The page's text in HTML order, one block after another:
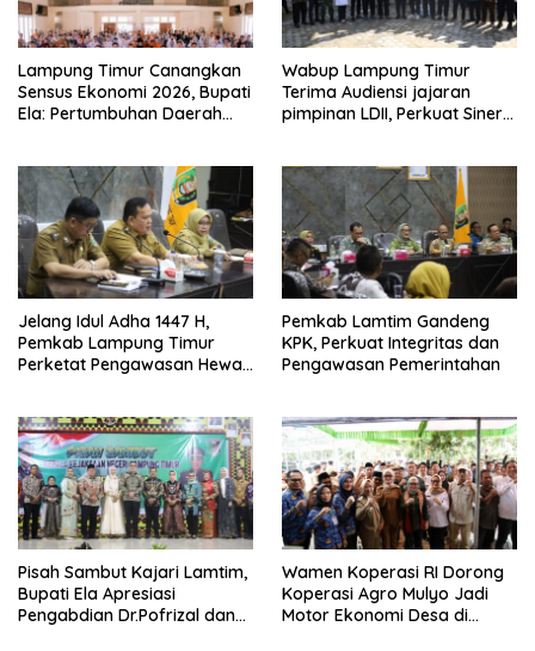
Lampung Timur Canangkan
Sensus Ekonomi 2026, Bupati
Ela: Pertumbuhan Daerah
Wabup Lampung Timur
Terima Audiensi jajaran
pimpinan LDII, Perkuat Sinergi
Jelang Idul Adha 1447 H,
Pemkab Lampung Timur
Perketat Pengawasan Hewan
Pemkab Lamtim Gandeng
KPK, Perkuat Integritas dan
Pengawasan Pemerintahan
Pisah Sambut Kajari Lamtim,
Bupati Ela Apresiasi
Pengabdian Dr.Pofrizal dan
Wamen Koperasi RI Dorong
Koperasi Agro Mulyo Jadi
Motor Ekonomi Desa di